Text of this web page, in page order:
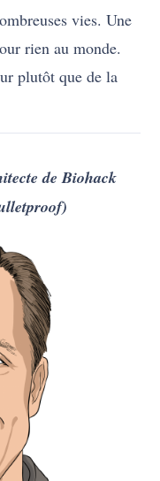
vies. Une
rien au monde.
plutôt que de la
de Biohack